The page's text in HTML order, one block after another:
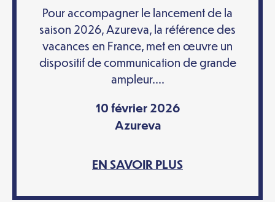
Pour accompagner le lancement de la
saison 2026, Azureva, la référence des
vacances en France, met en œuvre un
dispositif de communication de grande
ampleur....
10 février 2026
Azureva
EN SAVOIR PLUS